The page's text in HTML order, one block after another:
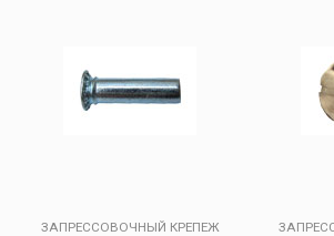
ЗАПРЕССОВОЧНЫЙ КРЕПЕЖ